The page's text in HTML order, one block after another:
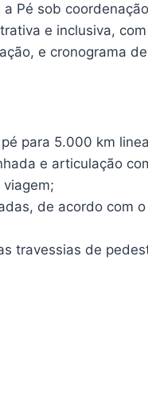
Pé sob
e inclusiva,
e cronograma
para 5.000 km
e articulação
de acordo com
travessias de